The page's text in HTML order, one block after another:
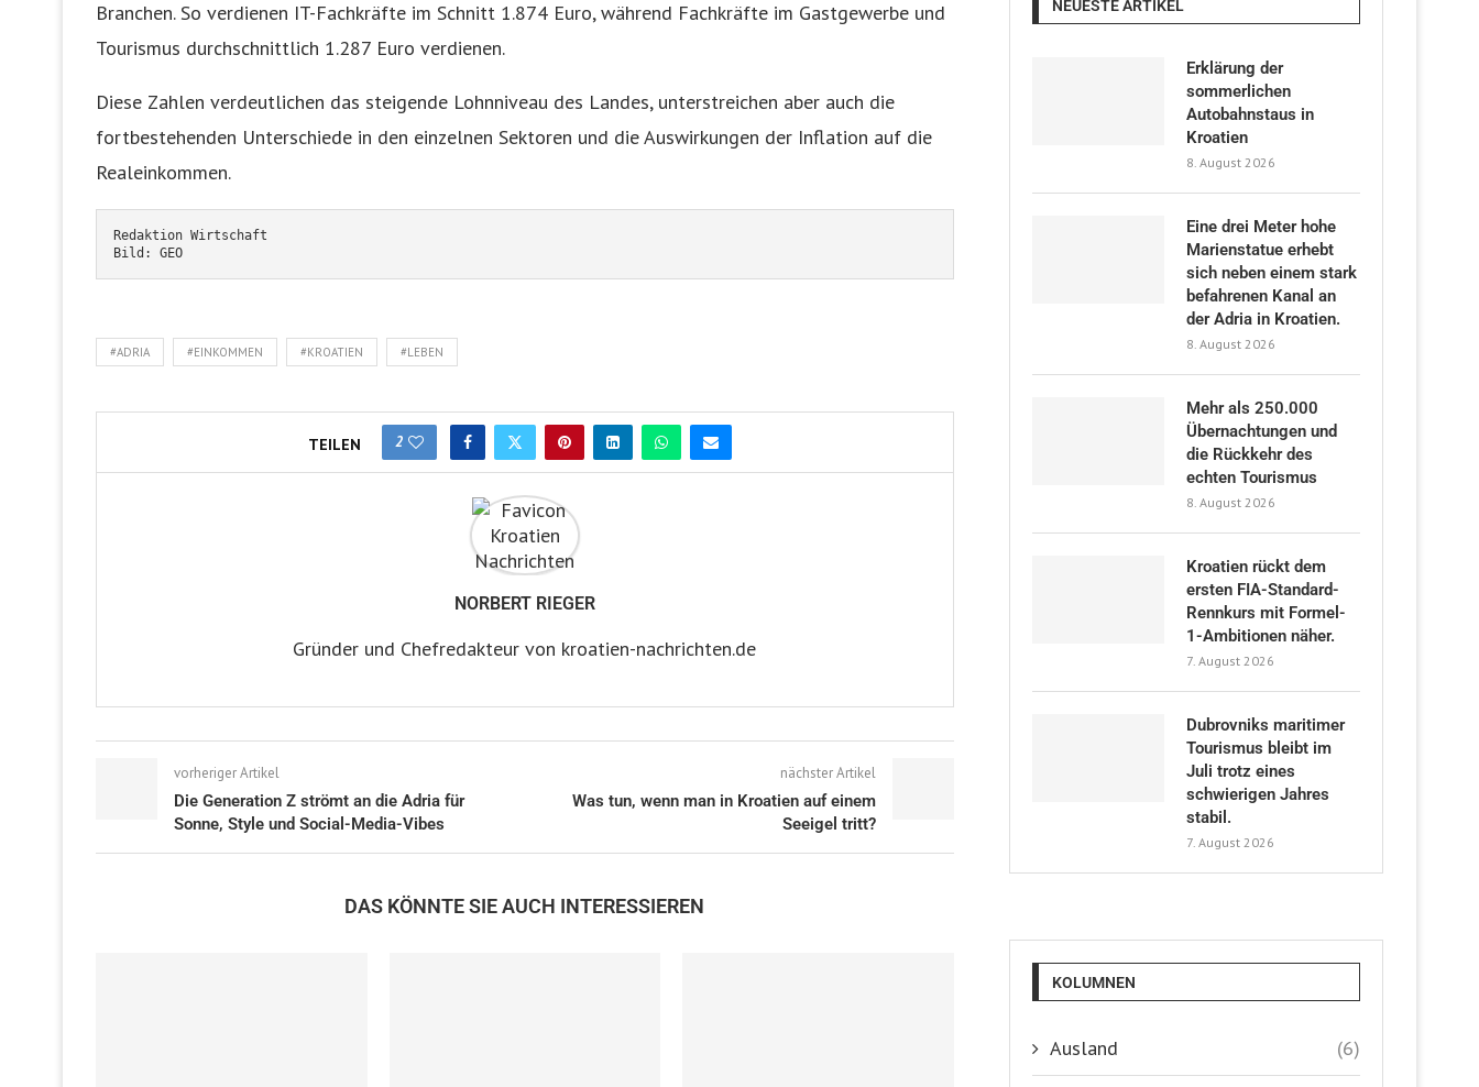
Branchen. So verdienen IT-Fachkräfte im Schnitt 1.874 Euro, während Fachkräfte im Gastgewerbe und
Tourismus durchschnittlich 1.287 Euro verdienen.
Diese Zahlen verdeutlichen das steigende Lohnniveau des Landes, unterstreichen aber auch die
fortbestehenden Unterschiede in den einzelnen Sektoren und die Auswirkungen der Inflation auf die
Realeinkommen.
Redaktion Wirtschaft
Bild: GEO
#ADRIA #EINKOMMEN #KROATIEN #LEBEN
TEILEN 2
NORBERT RIEGER
Gründer und Chefredakteur von kroatien-nachrichten.de
vorheriger Artikel
Die Generation Z strömt an die Adria für
Sonne, Style und Social-Media-Vibes
nächster Artikel
Was tun, wenn man in Kroatien auf einem
Seeigel tritt?
DAS KÖNNTE SIE AUCH INTERESSIEREN
NEUESTE ARTIKEL
Erklärung der
sommerlichen
Autobahnstaus in
Kroatien
8. August 2026
Eine drei Meter hohe
Marienstatue erhebt
sich neben einem stark
befahrenen Kanal an
der Adria in Kroatien.
8. August 2026
Mehr als 250.000
Übernachtungen und
die Rückkehr des
echten Tourismus
8. August 2026
Kroatien rückt dem
ersten FIA-Standard-
Rennkurs mit Formel-
1-Ambitionen näher.
7. August 2026
Dubrovniks maritimer
Tourismus bleibt im
Juli trotz eines
schwierigen Jahres
stabil.
7. August 2026
KOLUMNEN
Ausland (6)